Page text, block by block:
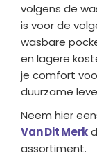
volgens de
is voor de
wasbare
en lagere
je comfort
duurzame
Neem hier
Van Dit Merk
assortiment.